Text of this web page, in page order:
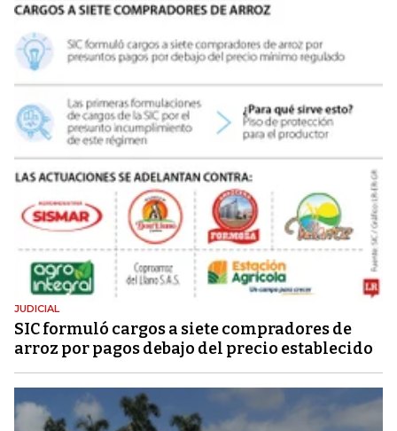
JUDICIAL
SIC formuló cargos a siete compradores de
arroz por pagos debajo del precio establecido